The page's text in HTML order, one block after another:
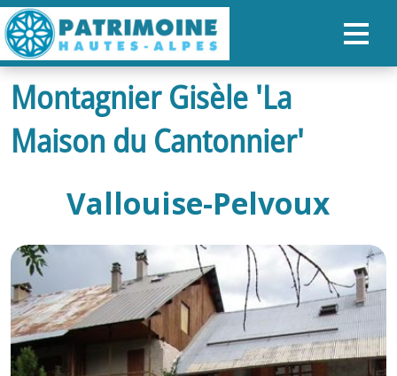
ACCUEIL
CARTE
PATRIMOINE
RANDONNÉES
ORGANISER SON SÉJOUR
RECHERCHER
Montagnier Gisèle 'La
Maison du Cantonnier'
Vallouise-Pelvoux